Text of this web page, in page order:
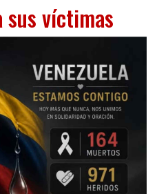
sus víctimas